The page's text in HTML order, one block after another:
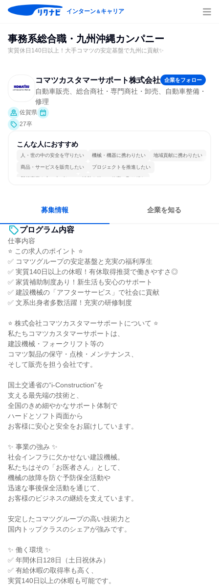
インターン＆キャリア
事務系総合職・九州沖縄カンパニー
実質休日140日以上！大手コマツの安定基盤で九州に貢献✨
コマツカスタマーサポート株式会社 企業をフォロー
自動車販売、総合商社・専門商社・卸売、自動車整備・
修理
佐賀県
27卒
こんな人におすすめ
人・世の中の安全を守りたい 機械・機器に携わりたい 地域貢献に携わりたい
商品・サービスを販売したい プロジェクトを推進したい
新規事業を立ち上げたい 情熱を持って仕事に取り組む
募集情報 企業を知る
プログラム内容
仕事内容
⭐ この求人のポイント ⭐
✅ コマツグループの安定基盤と充実の福利厚生
✅ 実質140日以上の休暇！有休取得推奨で働きやすさ◎
✅ 家賃補助制度あり！新生活も安心のサポート
✅ 建設機械の「アフターサービス」で社会に貢献
✅ 文系出身者多数活躍！充実の研修制度
⭐ 株式会社コマツカスタマーサポートについて ⭐
私たちコマツカスタマーサポートは、
建設機械・フォークリフト等の
コマツ製品の保守・点検・メンテナンス、
そして販売を担う会社です。
国土交通省の“i-Construction”を
支える最先端の技術と、
全国のきめ細やかなサポート体制で
ハードとソフト両面から
お客様に安心と安全をお届けしています。
✨ 事業の強み ✨
社会インフラに欠かせない建設機械。
私たちはその「お医者さん」として、
機械の故障を防ぐ予防保全活動や
迅速な事後保全活動を通じて、
お客様のビジネスの継続を支えています。
安定したコマツグループの高い技術力と
国内トップクラスのシェアが強みです。
✨ 働く環境 ✨
✅ 年間休日128日（土日祝休み）
✅ 有給休暇の取得率も高く、
実質140日以上の休暇も可能です。